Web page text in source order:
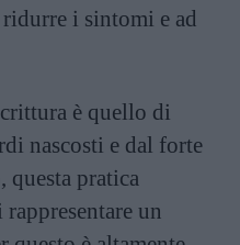
i sintomi e ad
è quello di
nascosti e dal forte
pratica
un